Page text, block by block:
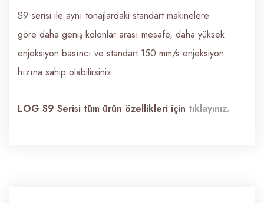
S9 serisi ile aynı tonajlardaki standart makinelere
göre daha geniş kolonlar arası mesafe, daha yüksek
enjeksiyon basıncı ve standart 150 mm/s enjeksiyon
hızına sahip olabilirsiniz.
LOG S9 Serisi tüm ürün özellikleri için tıklayınız.